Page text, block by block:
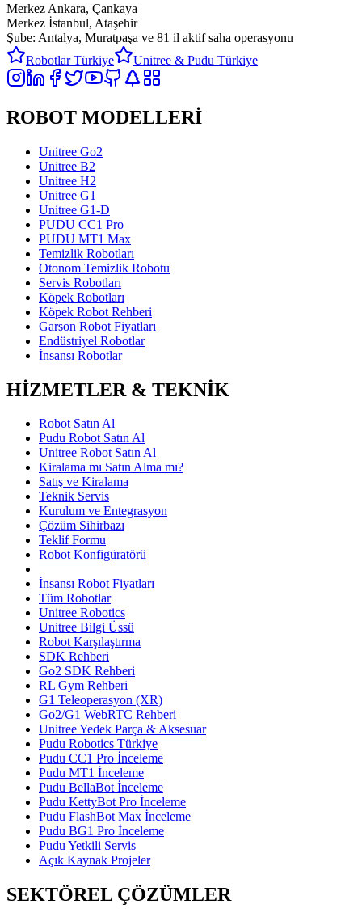
Merkez Ankara, Çankaya
Merkez İstanbul, Ataşehir
Şube: Antalya, Muratpaşa ve 81 il aktif saha operasyonu
Robotlar Türkiye
Unitree & Pudu Türkiye
ROBOT MODELLERİ
Unitree Go2
Unitree B2
Unitree H2
Unitree G1
Unitree G1-D
PUDU CC1 Pro
PUDU MT1 Max
Temizlik Robotları
Otonom Temizlik Robotu
Servis Robotları
Köpek Robotları
Köpek Robot Rehberi
Garson Robot Fiyatları
Endüstriyel Robotlar
İnsansı Robotlar
HİZMETLER & TEKNİK
Robot Satın Al
Pudu Robot Satın Al
Unitree Robot Satın Al
Kiralama mı Satın Alma mı?
Satış ve Kiralama
Teknik Servis
Kurulum ve Entegrasyon
Çözüm Sihirbazı
Teklif Formu
Robot Konfigüratörü
İnsansı Robot Fiyatları
Tüm Robotlar
Unitree Robotics
Unitree Bilgi Üssü
Robot Karşılaştırma
SDK Rehberi
Go2 SDK Rehberi
RL Gym Rehberi
G1 Teleoperasyon (XR)
Go2/G1 WebRTC Rehberi
Unitree Yedek Parça & Aksesuar
Pudu Robotics Türkiye
Pudu CC1 Pro İnceleme
Pudu MT1 İnceleme
Pudu BellaBot İnceleme
Pudu KettyBot Pro İnceleme
Pudu FlashBot Max İnceleme
Pudu BG1 Pro İnceleme
Pudu Yetkili Servis
Açık Kaynak Projeler
SEKTÖREL ÇÖZÜMLER